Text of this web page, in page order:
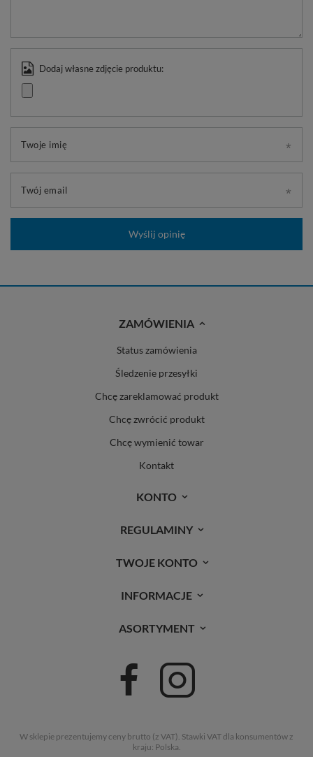
Dodaj własne zdjęcie produktu:
Twoje imię
Twój email
Wyślij opinię
ZAMÓWIENIA
Status zamówienia
Śledzenie przesyłki
Chcę zareklamować produkt
Chcę zwrócić produkt
Chcę wymienić towar
Kontakt
KONTO
REGULAMINY
TWOJE KONTO
INFORMACJE
ASORTYMENT
W sklepie prezentujemy ceny brutto (z VAT). Stawki VAT dla konsumentów z
kraju: Polska